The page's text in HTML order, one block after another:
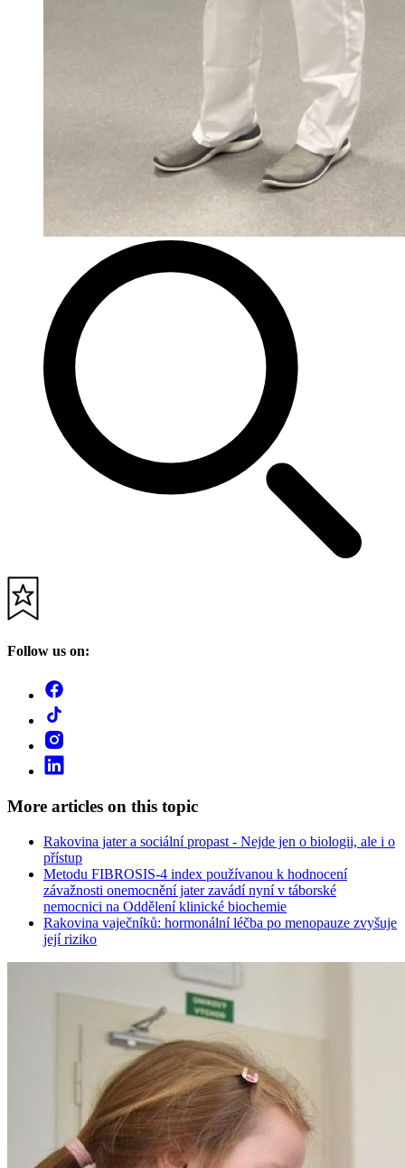
Follow us on:
More articles on this topic
Rakovina jater a sociální propast - Nejde jen o biologii, ale i o
přístup
Metodu FIBROSIS-4 index používanou k hodnocení
závažnosti onemocnění jater zavádí nyní v táborské
nemocnici na Oddělení klinické biochemie
Rakovina vaječníků: hormonální léčba po menopauze zvyšuje
její riziko